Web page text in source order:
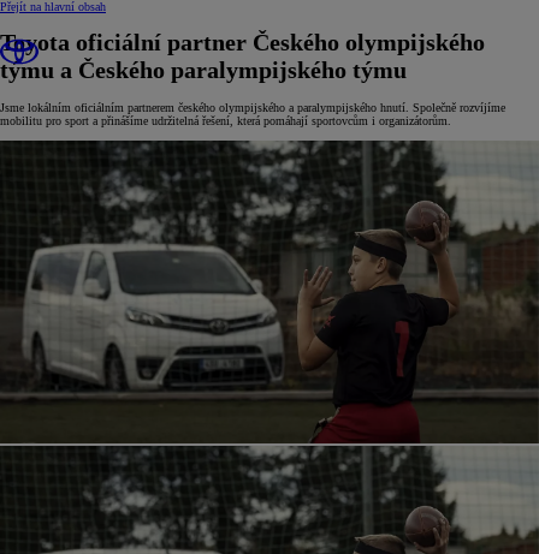
Přejít na hlavní obsah(Press Enter)
Toyota oficiální partner Českého olympijského
týmu a Českého paralympijského týmu
Jsme lokálním oficiálním partnerem českého olympijského a paralympijského hnutí. Společně rozvíjíme
mobilitu pro sport a přinášíme udržitelná řešení, která pomáhají sportovcům i organizátorům.